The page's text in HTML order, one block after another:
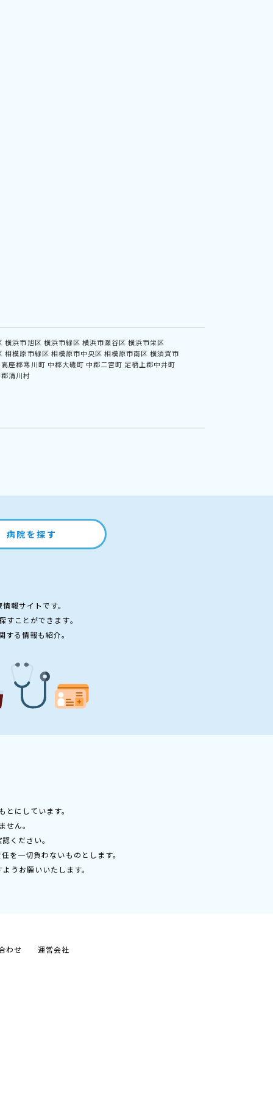
横浜市旭区 横浜市緑区 横浜市瀬谷区 横浜市栄区
相模原市緑区 相模原市中央区 相模原市南区 横須賀市
高座郡寒川町 中郡大磯町 中郡二宮町 足柄上郡中井町
清川村
病院を探す
報サイトです。
ことができます。
る情報も紹介。
にしています。
ん。
ください。
を一切負わないものとします。
うお願いいたします。
わせ 運営会社